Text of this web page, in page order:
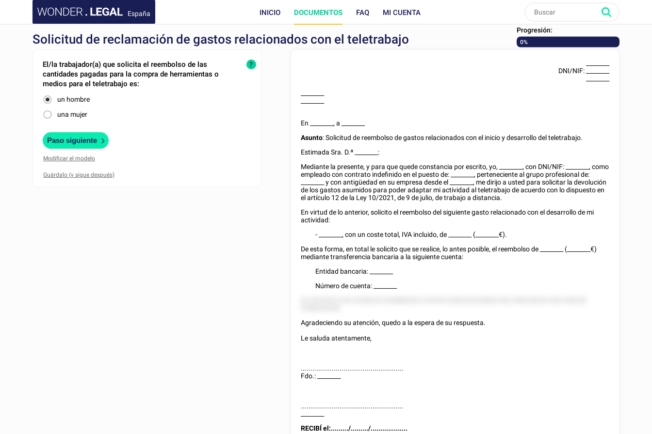
España INICIO DOCUMENTOS FAQ MI CUENTA
Solicitud de reclamación de gastos relacionados con el teletrabajo
Progresión:
0%
El/la trabajador(a) que solicita el reembolso de las
cantidades pagadas para la compra de herramientas o
medios para el teletrabajo es:
un hombre
una mujer
?
Paso siguiente
Modificar el modelo
DNI/NIF:
En , a
Asunto: Solicitud de reembolso de gastos relacionados con el inicio y desarrollo del teletrabajo.
Estimada Sra. D.ª
:
Mediante la presente, y para que quede constancia por escrito, yo,
, con DNI/NIF:
, como
empleado con contrato indefinidoen el puesto de:
, perteneciente al grupo profesional de:
y con antigüedad en su empresa desde el
, me dirijo a usted para solicitar la devolución
de los gastos asumidos para poder adaptar mi actividad al teletrabajo de acuerdo con lo dispuesto en
el artículo 12 de la Ley 10/2021, de 9 de julio, de trabajo a distancia.
En virtud de lo anterior, solicito el reembolso del siguiente gasto relacionado con el desarrollo de mi
actividad:
-
, con un coste total, IVA incluido, de ________ ( ________€).
De esta forma, en total le solicito que se realice, lo antes posible, el reembolso de ________ ( ________€)
mediante transferencia bancaria a la siguiente cuenta:
Entidad bancaria:
Número de cuenta:
Agradeciendo su atención, quedo a la espera de su respuesta.
Le saluda atentamente,
.....................................................
Fdo.:
.....................................................
RECIBÍ el:........./........./...................